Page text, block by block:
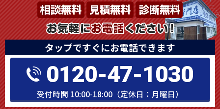
タップですぐにお電話できます
0120-47-1030
受付時間 10:00-18:00（定休日：月曜日）